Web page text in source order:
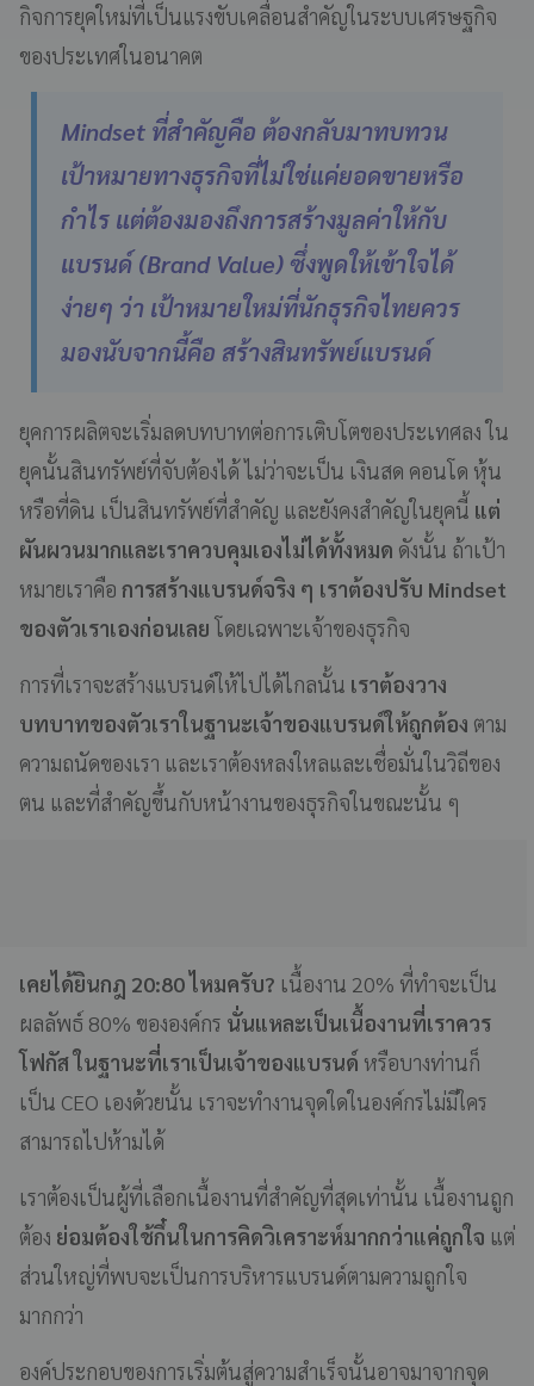
กิจการยุคใหม่ที่เป็นแรงขับเคลื่อนสำคัญในระบบเศรษฐกิจ
ของประเทศในอนาคต
Mindset ที่สำคัญคือ ต้องกลับมาทบทวน
เป้าหมายทางธุรกิจที่ไม่ใช่แค่ยอดขายหรือ
กำไร แต่ต้องมองถึงการสร้างมูลค่าให้กับ
แบรนด์ (Brand Value) ซึ่งพูดให้เข้าใจได้
ง่ายๆ ว่า เป้าหมายใหม่ที่นักธุรกิจไทยควร
มองนับจากนี้คือ สร้างสินทรัพย์แบรนด์
ยุคการผลิตจะเริ่มลดบทบาทต่อการเติบโตของประเทศลง ใน
ยุคนั้นสินทรัพย์ที่จับต้องได้ ไม่ว่าจะเป็น เงินสด คอนโด หุ้น
หรือที่ดิน เป็นสินทรัพย์ที่สำคัญ และยังคงสำคัญในยุคนี้ แต่
ผันผวนมากและเราควบคุมเองไม่ได้ทั้งหมด ดังนั้น ถ้าเป้า
หมายเราคือ การสร้างแบรนด์จริง ๆ เราต้องปรับ Mindset
ของตัวเราเองก่อนเลย โดยเฉพาะเจ้าของธุรกิจ
การที่เราจะสร้างแบรนด์ให้ไปได้ไกลนั้น เราต้องวาง
บทบาทของตัวเราในฐานะเจ้าของแบรนด์ให้ถูกต้อง ตาม
ความถนัดของเรา และเราต้องหลงใหลและเชื่อมั่นในวิถีของ
ตน และที่สำคัญขึ้นกับหน้างานของธุรกิจในขณะนั้น ๆ
เคยได้ยินกฎ 20:80 ไหมครับ? เนื้องาน 20% ที่ทำจะเป็น
ผลลัพธ์ 80% ขององค์กร นั่นแหละเป็นเนื้องานที่เราควร
โฟกัส ในฐานะที่เราเป็นเจ้าของแบรนด์ หรือบางท่านก็
เป็น CEO เองด้วยนั้น เราจะทำงานจุดใดในองค์กรไม่มีใคร
สามารถไปห้ามได้
เราต้องเป็นผู้ที่เลือกเนื้องานที่สำคัญที่สุดเท่านั้น เนื้องานถูก
ต้อง ย่อมต้องใช้กึ๋นในการคิดวิเคราะห์มากกว่าแค่ถูกใจ แต่
ส่วนใหญ่ที่พบจะเป็นการบริหารแบรนด์ตามความถูกใจ
มากกว่า
องค์ประกอบของการเริ่มต้นสู่ความสำเร็จนั้นอาจมาจากจุด